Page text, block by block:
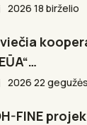
2026 18 birželio
2026 22 gegužės
FINE